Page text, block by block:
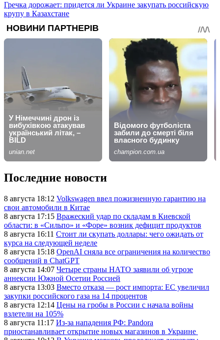
Гречка дорожает: придется ли Украине закупать российскую
крупу в Казахстане
Последние новости
8 августа 18:12 Volkswagen ввел пожизненную гарантию на
свои автомобили в Китае
8 августа 17:15 Вражеский удар по складам в Киевской
области: в «Сильпо» и «Форе» возник дефицит продуктов
8 августа 16:11 Стоит ли скупать доллары: чего ожидать от
курса на следующей неделе
8 августа 15:18 OpenAI сняла все ограничения на количество
сообщений в ChatGPT
8 августа 14:07 Четыре страны НАТО заявили об угрозе
аннексии Южной Осетии Россией
8 августа 13:03 Вместо отказа — рост импорта: ЕС увеличил
закупки российского газа на 14 процентов
8 августа 12:14 Цены на гробы в России с начала войны
взлетели на 105%
8 августа 11:17 Из-за нападения РФ: Pandora
приостанавливает открытие новых магазинов в Украине